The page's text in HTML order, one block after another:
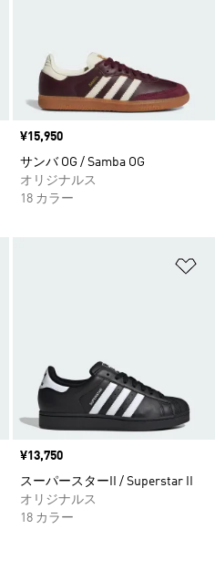
価格
¥15,950
サンバ OG / Samba OG
オリジナルス
18 カラー
価格
¥13,750
スーパースターII / Superstar II
オリジナルス
18 カラー